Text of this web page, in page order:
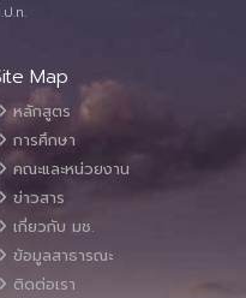
ป.ท.
Map
หลักสูตร
การศึกษา
คณะและหน่วยงาน
ข่าวสาร
เกี่ยวกับ มช.
ข้อมูลสาธารณะ
ติดต่อเรา